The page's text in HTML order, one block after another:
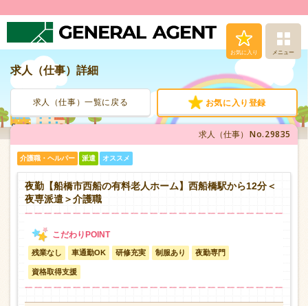
お気に入り メニュー
人材派遣サービス
転職支援サービス
登録から就業まで
お問い合わせ
求人（仕事）詳細
求人（仕事）一覧に戻る お気に入り登録
求人（仕事） No.29835
介護職・ヘルパー 派遣 オススメ
夜勤【船橋市西船の有料老人ホーム】西船橋駅から12分＜
夜専派遣＞介護職
残業なし 車通勤OK 研修充実 制服あり 夜勤専門
資格取得支援